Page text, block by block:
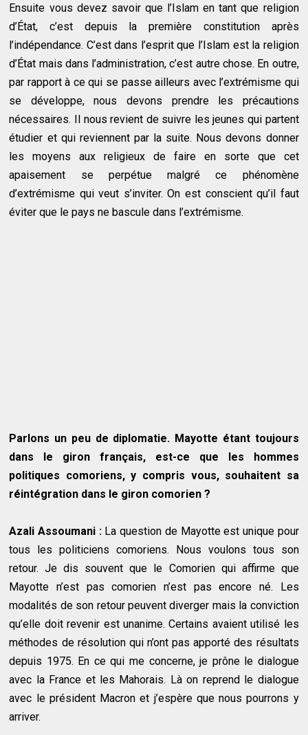
Ensuite vous devez savoir que l’Islam en tant que religion
d’État, c’est depuis la première constitution après
l’indépendance. C’est dans l’esprit que l’Islam est la religion
d’État mais dans l’administration, c’est autre chose. En outre,
par rapport à ce qui se passe ailleurs avec l’extrémisme qui
se développe, nous devons prendre les précautions
nécessaires. Il nous revient de suivre les jeunes qui partent
étudier et qui reviennent par la suite. Nous devons donner
les moyens aux religieux de faire en sorte que cet
apaisement se perpétue malgré ce phénomène
d’extrémisme qui veut s’inviter. On est conscient qu’il faut
éviter que le pays ne bascule dans l’extrémisme.
Parlons un peu de diplomatie. Mayotte étant toujours
dans le giron français, est-ce que les hommes
politiques comoriens, y compris vous, souhaitent sa
réintégration dans le giron comorien ?
Azali Assoumani :La question de Mayotte est unique pour
tous les politiciens comoriens. Nous voulons tous son
retour. Je dis souvent que le Comorien qui affirme que
Mayotte n’est pas comorien n’est pas encore né. Les
modalités de son retour peuvent diverger mais la conviction
qu’elle doit revenir est unanime. Certains avaient utilisé les
méthodes de résolution qui n’ont pas apporté des résultats
depuis 1975. En ce qui me concerne, je prône le dialogue
avec la France et les Mahorais. Là on reprend le dialogue
avec le président Macron et j’espère que nous pourrons y
arriver.